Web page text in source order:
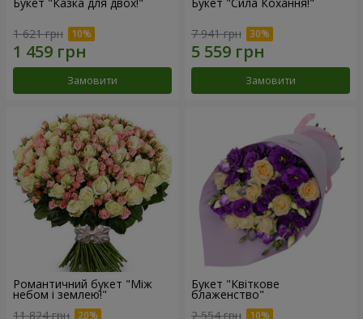
1 621 грн
Замовити
7 941 грн
Замовити
Романтичний букет "Між
небом і землею!"
11 824 грн
Букет "Квіткове
блаженство"
2 554 грн